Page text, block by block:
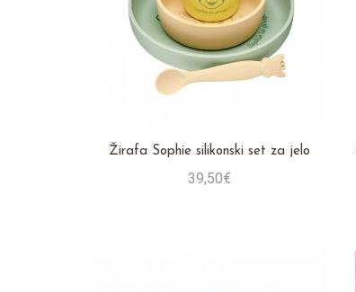
Žirafa Sophie silikonski set za jelo
39,50€